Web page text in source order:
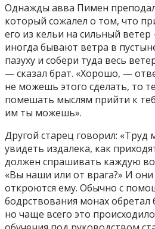
Однажды авва Пимен
который сожалел о том, что
его из кельи на сильный
иногда бывают ветра в
пазуху и собери туда весь
— сказал брат. «Хорошо, —
не можешь этого сделать, то
помешать мыслям прийти к
им ты можешь».
Другой старец говорил:
увидеть издалека, как
должен спрашивать каждую
«Вы наши или от врага?» И они
откроются ему. Обычно с
бодрствования монах обретал
но чаще всего это